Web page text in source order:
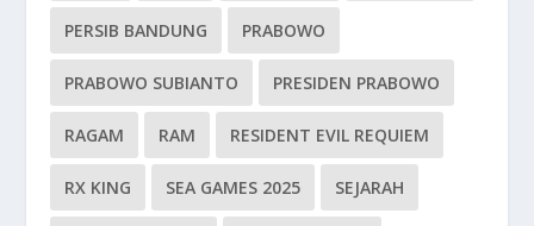
PERSIB BANDUNG PRABOWO
PRABOWO SUBIANTO PRESIDEN PRABOWO
RAGAM RAM RESIDENT EVIL REQUIEM
RX KING SEA GAMES 2025 SEJARAH